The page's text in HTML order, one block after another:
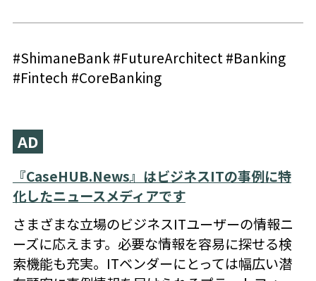
#ShimaneBank #FutureArchitect #Banking
#Fintech #CoreBanking
AD
『CaseHUB.News』はビジネスITの事例に特
化したニュースメディアです
さまざまな立場のビジネスITユーザーの情報ニ
ーズに応えます。必要な情報を容易に探せる検
索機能も充実。ITベンダーにとっては幅広い潜